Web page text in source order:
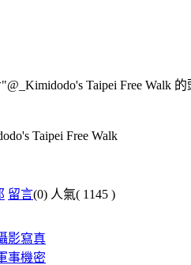
Taipei Free Walk
留言(0) 人氣( 1145 )
影寫真
事機密